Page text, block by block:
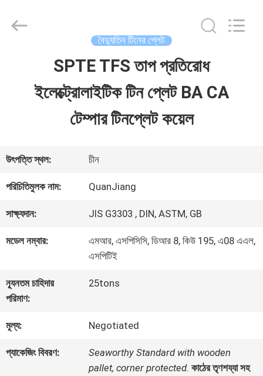
ভিডিও
আমাদের
সম্পর্কে
ভ্রমণ
মান
নিয়ন্ত্রণ
METAL
বৈদ্যুতিন টিনের প্লেট
SPTE TFS তাপ প্রতিরোধ
ইলেক্ট্রোলাইটিক টিন প্লেট BA CA
টেম্পার টিনপ্লেট কয়েল
উৎপত্তি স্থল: চীন
পরিচিতিমুলক নাম: QuanJiang
সাক্ষ্যদান: JIS G3303 , DIN, ASTM, GB
মডেল নম্বার:
এমআর, এসপিসিসি, ডিআর 8, কিউ 195, এ08 এএল,
এসপিটিই
ন্যূনতম চাহিদার
পরিমাণ:
25tons
মূল্য: Negotiated
প্যাকেজিং বিবরণ:
Seaworthy Standard with wooden
pallet, corner protected. কাঠের তৃণশয্যা সহ